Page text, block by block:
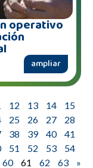
operativo
ampliar
12 13 14
15
25 26 27
28
38 39 40
41
51 52 53
54
60 61 62 63 »